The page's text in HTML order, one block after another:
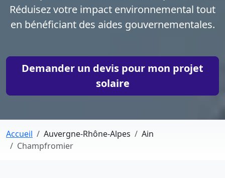
Réduisez votre impact environnemental tout
en bénéficiant des aides gouvernementales.
Demander un devis pour mon projet
solaire
Accueil Auvergne-Rhône-Alpes
Ain
Champfromier